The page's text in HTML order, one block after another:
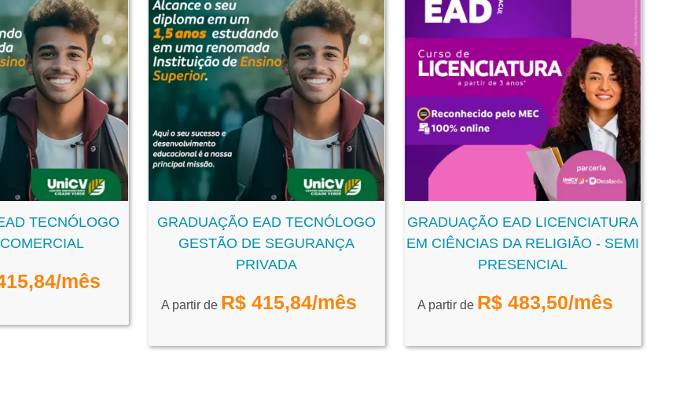
TECNÓLOGO
/mês
GRADUAÇÃO EAD TECNÓLOGO
GESTÃO DE SEGURANÇA
PRIVADA
A partir de R$ 415,84/mês
GRADUAÇÃO EAD LICENCIATURA
EM CIÊNCIAS DA RELIGIÃO - SEMI
PRESENCIAL
A partir de R$ 483,50/mês